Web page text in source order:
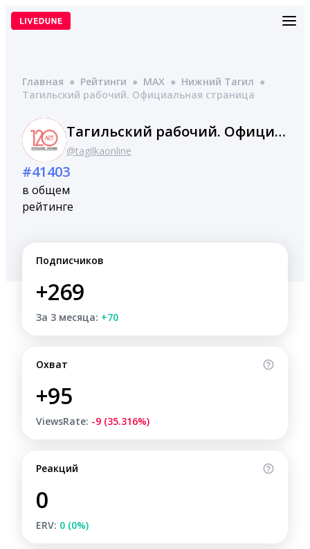
Перейти
Главная ● Рейтинги ● MAX ● Нижний Тагил ●
Тагильский рабочий. Официальная страница
Тагильский рабочий. Официальная страница
@tagilkaonline
#41403
в общем
рейтинге
Подписчиков
+269
За 3 месяца: +70
Охват
+95
ViewsRate: -9 (35.316%)
Реакций
0
ERV: 0 (0%)